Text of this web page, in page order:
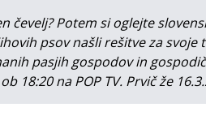
čevelj? Potem si oglejte
psov našli rešitve za svoje
pasjih gospodov in
18:20 na POP TV. Prvič že